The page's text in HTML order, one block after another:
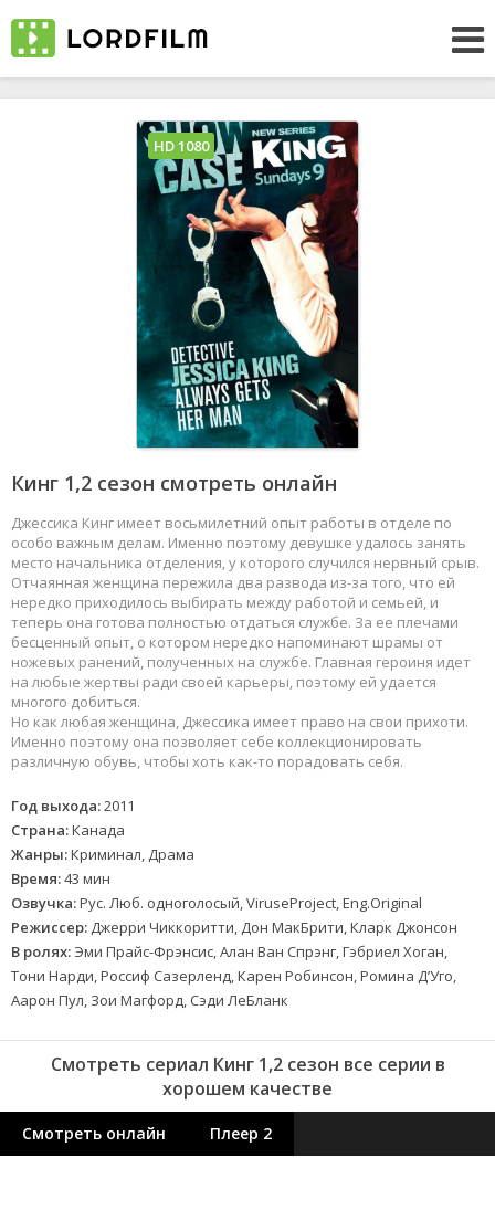
Кинг 1,2 сезон смотреть онлайн
Джессика Кинг имеет восьмилетний опыт работы в отделе по
особо важным делам. Именно поэтому девушке удалось занять
место начальника отделения, у которого случился нервный срыв.
Отчаянная женщина пережила два развода из-за того, что ей
нередко приходилось выбирать между работой и семьей, и
теперь она готова полностью отдаться службе. За ее плечами
бесценный опыт, о котором нередко напоминают шрамы от
ножевых ранений, полученных на службе. Главная героиня идет
на любые жертвы ради своей карьеры, поэтому ей удается
многого добиться.
Но как любая женщина, Джессика имеет право на свои прихоти.
Именно поэтому она позволяет себе коллекционировать
различную обувь, чтобы хоть как-то порадовать себя.
Год выхода:2011
Страна:Канада
Жанры:Криминал, Драма
Время:43 мин
Озвучка:Рус. Люб. одноголосый, ViruseProject, Eng.Original
Режиссер: Джерри Чиккоритти, Дон МакБрити, Кларк Джонсон
В ролях: Эми Прайс-Фрэнсис, Алан Ван Спрэнг, Гэбриел Хоган,
Тони Нарди, Россиф Сазерленд, Карен Робинсон, Ромина Д’Уго,
Аарон Пул, Зои Магфорд, Сэди ЛеБланк
HD 1080
Смотреть сериал Кинг 1,2 сезон все серии в
хорошем качестве
Смотреть онлайн Плеер 2